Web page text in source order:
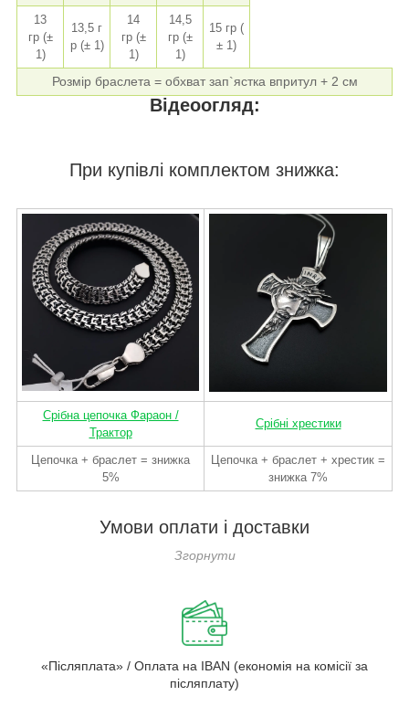
13
гр (±
1)
13,5 г
р (± 1)
14
гр (±
1)
14,5
гр (±
1)
15 гр (
± 1)
Розмір браслета = обхват зап`ястка впритул + 2 см
Відеоогляд:
При купівлі комплектом знижка:
Срібна цепочка Фараон /
Трактор
Срібні хрестики
Цепочка + браслет = знижка
5%
Цепочка + браслет + хрестик =
знижка 7%
Умови оплати і доставки
«Післяплата» / Оплата на IBAN (економія на комісії за
післяплату)